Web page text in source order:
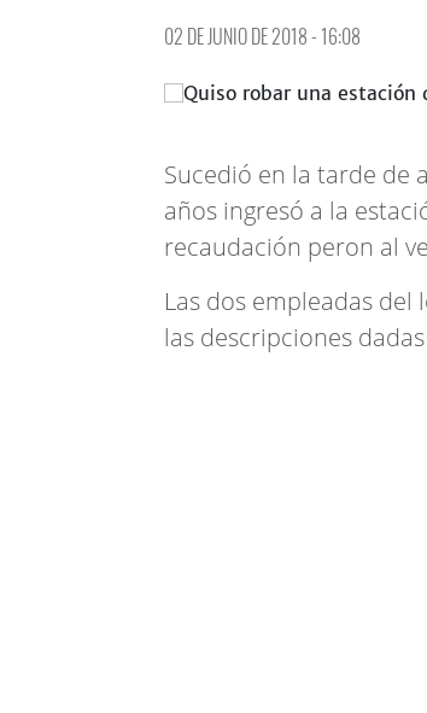
02 DE JUNIO DE 2018 - 16:08
Sucedió en la tarde de
años ingresó a la
recaudación peron al
Las dos empleadas
las descripciones